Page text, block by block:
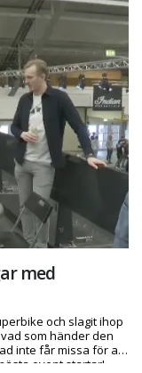
med
och slagit ihop
som händer den
inte får missa för allt
event startar!